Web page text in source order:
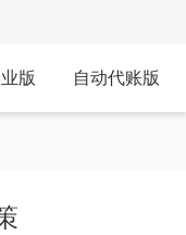
版 自动代账版